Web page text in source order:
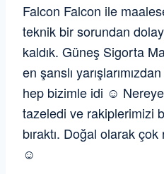
Falcon Falcon ile
teknik bir sorundan
kaldık. Güneş Sigorta
en şanslı
hep bizimle idi ☺️
tazeledi ve rakiplerimizi
bıraktı. Doğal olarak
☺️